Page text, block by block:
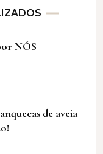
NÓS
de aveia